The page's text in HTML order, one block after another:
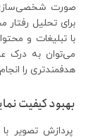
صورت شخصی‌سازی
برای تحلیل
با تبلیغات و
می‌توان به درک
هدفمندتری را
بهبود کیفیت
پردازش تصویر